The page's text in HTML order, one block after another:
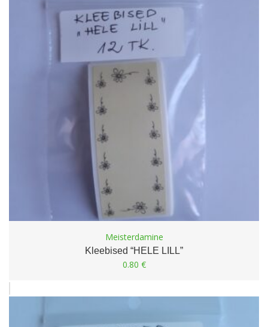
Meisterdamine
Kleebised “HELE LILL”
0.80 €